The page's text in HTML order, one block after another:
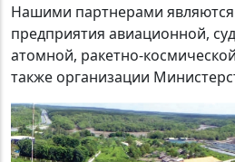
Нашими партнерами
предприятия авиационной,
атомной, ракетно-
также организации